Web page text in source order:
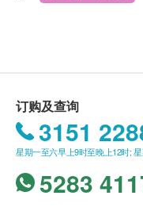
不排除运送时间
讯号悬掛或黑色
会延迟。
所有订单须视乎
认。倘若生活易
订购及查询
3151
星期一至六早上9时至晚上12时;
5283